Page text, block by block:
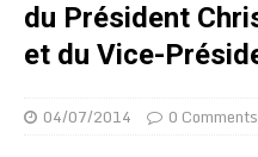
du Président
et du Vice-
04/07/2014 0 Comments